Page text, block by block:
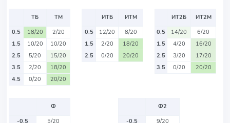
ТБ
ТМ
0.5
18/20
2/20
1.5
10/20
10/20
2.5
5/20
15/20
3.5
2/20
18/20
4.5
0/20 20/20
ИТБ
ИТМ
0.5
12/20
8/20
1.5
2/20
18/20
2.5
0/20 20/20
ИТ2Б
ИТ2М
0.5
14/20
6/20
1.5
4/20
16/20
2.5
3/20
17/20
3.5
0/20 20/20
Ф
-0.5
5/20
Ф2
-0.5
9/20